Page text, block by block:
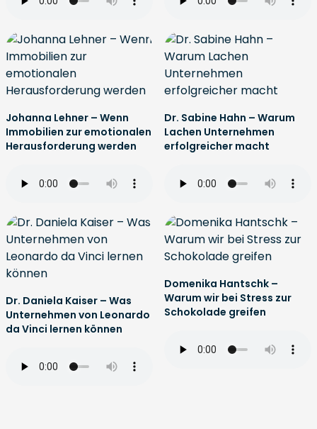
Johanna Lehner – Wenn
Immobilien zur emotionalen
Herausforderung werden
Dr. Sabine Hahn – Warum
Lachen Unternehmen
erfolgreicher macht
Dr. Daniela Kaiser – Was
Unternehmen von Leonardo
da Vinci lernen können
Domenika Hantschk –
Warum wir bei Stress zur
Schokolade greifen